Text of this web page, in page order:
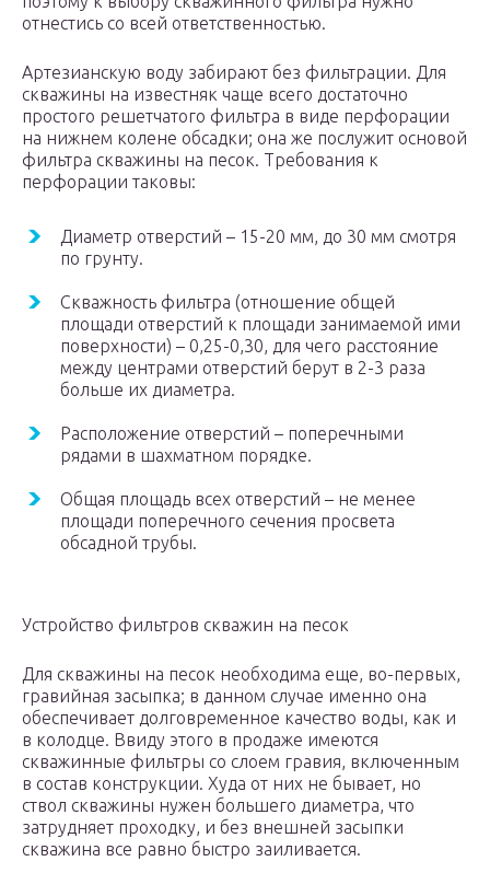
отнестись со всей ответственностью.
Артезианскую воду забирают без фильтрации. Для
скважины на известняк чаще всего достаточно
простого решетчатого фильтра в виде перфорации
на нижнем колене обсадки; она же послужит основой
фильтра скважины на песок. Требования к
перфорации таковы:
Диаметр отверстий – 15-20 мм, до 30 мм смотря
по грунту.
Скважность фильтра (отношение общей
площади отверстий к площади занимаемой ими
поверхности) – 0,25-0,30, для чего расстояние
между центрами отверстий берут в 2-3 раза
больше их диаметра.
Расположение отверстий – поперечными
рядами в шахматном порядке.
Общая площадь всех отверстий – не менее
площади поперечного сечения просвета
обсадной трубы.
Устройство фильтров скважин на песок
Для скважины на песок необходима еще, во-первых,
гравийная засыпка; в данном случае именно она
обеспечивает долговременное качество воды, как и
в колодце. Ввиду этого в продаже имеются
скважинные фильтры со слоем гравия, включенным
в состав конструкции. Худа от них не бывает, но
ствол скважины нужен большего диаметра, что
затрудняет проходку, и без внешней засыпки
скважина все равно быстро заиливается.